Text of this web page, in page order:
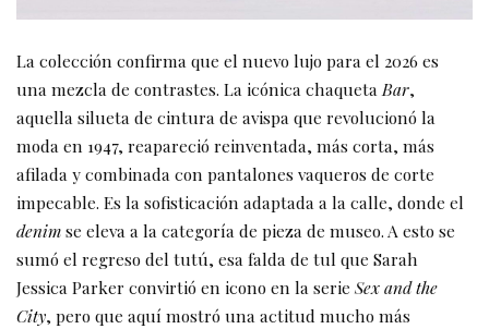
La colección confirma que el nuevo lujo para el 2026 es
una mezcla de contrastes. La icónica chaqueta Bar,
aquella silueta de cintura de avispa que revolucionó la
moda en 1947, reapareció reinventada, más corta, más
afilada y combinada con pantalones vaqueros de corte
impecable. Es la sofisticación adaptada a la calle, donde el
denimse eleva a la categoría de pieza de museo. A esto se
sumó el regreso del tutú, esa falda de tul que Sarah
Jessica Parker convirtió en icono en la serie Sex and the
City, pero que aquí mostró una actitud mucho más